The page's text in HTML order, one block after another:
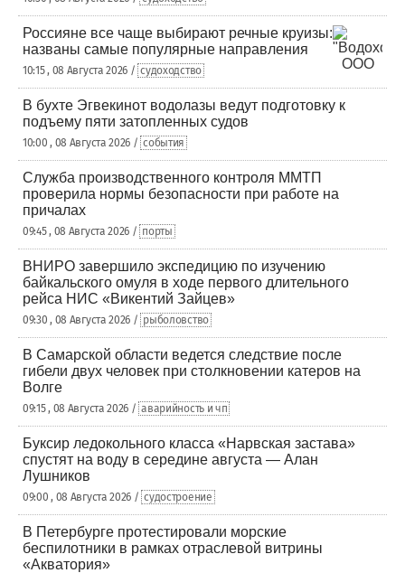
Россияне все чаще выбирают речные круизы:
названы самые популярные направления
10:15 , 08 Августа 2026 / судоходство
В бухте Эгвекинот водолазы ведут подготовку к
подъему пяти затопленных судов
10:00 , 08 Августа 2026 / события
Служба производственного контроля ММТП
проверила нормы безопасности при работе на
причалах
09:45 , 08 Августа 2026 / порты
ВНИРО завершило экспедицию по изучению
байкальского омуля в ходе первого длительного
рейса НИС «Викентий Зайцев»
09:30 , 08 Августа 2026 / рыболовство
В Самарской области ведется следствие после
гибели двух человек при столкновении катеров на
Волге
09:15 , 08 Августа 2026 / аварийность и чп
Буксир ледокольного класса «Нарвская застава»
спустят на воду в середине августа — Алан
Лушников
09:00 , 08 Августа 2026 / судостроение
В Петербурге протестировали морские
беспилотники в рамках отраслевой витрины
«Акватория»